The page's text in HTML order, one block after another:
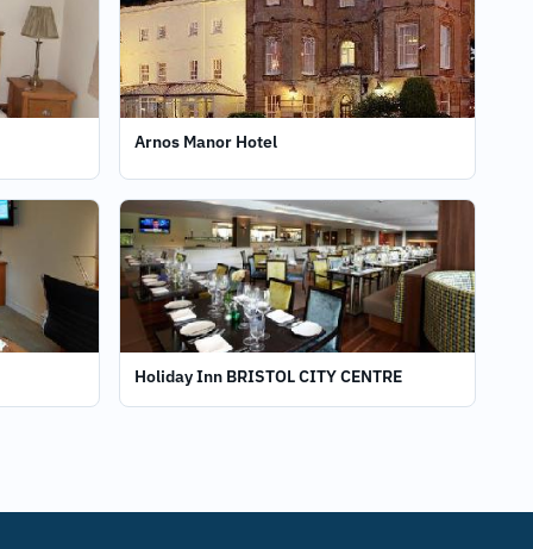
Arnos Manor Hotel
Holiday Inn BRISTOL CITY CENTRE